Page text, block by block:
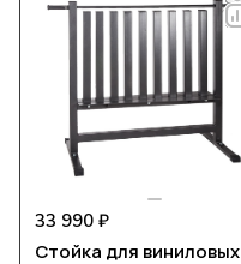
33 990 ₽
Стойка для виниловых